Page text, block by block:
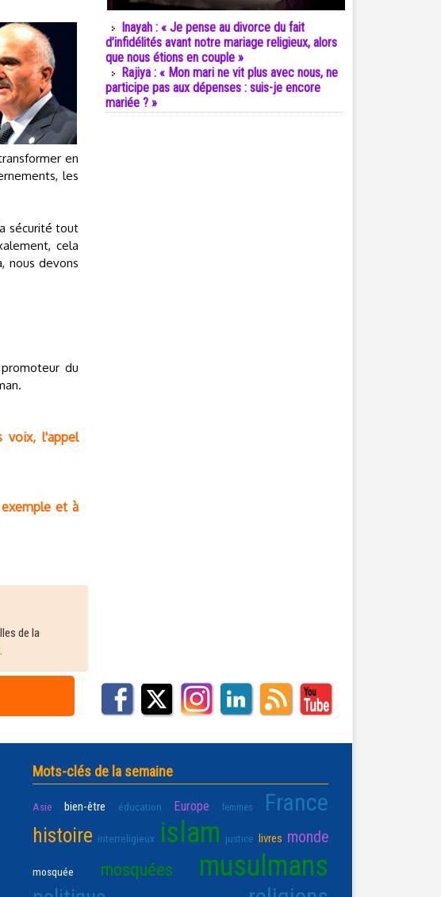
en
les
sécurité tout
cela
nous devons
du
voix, l'appel
et à
de la
.
Inayah : « Je pense au divorce du fait
d’infidélités avant notre mariage religieux, alors
que nous étions en couple »
Rajiya : « Mon mari ne vit plus avec nous, ne
participe pas aux dépenses : suis-je encore
mariée ? »
Mots-clés de la semaine
Asie bien-être éducation Europe femmes France
histoire interreligieux islam justice livres monde
mosquée mosquées musulmans